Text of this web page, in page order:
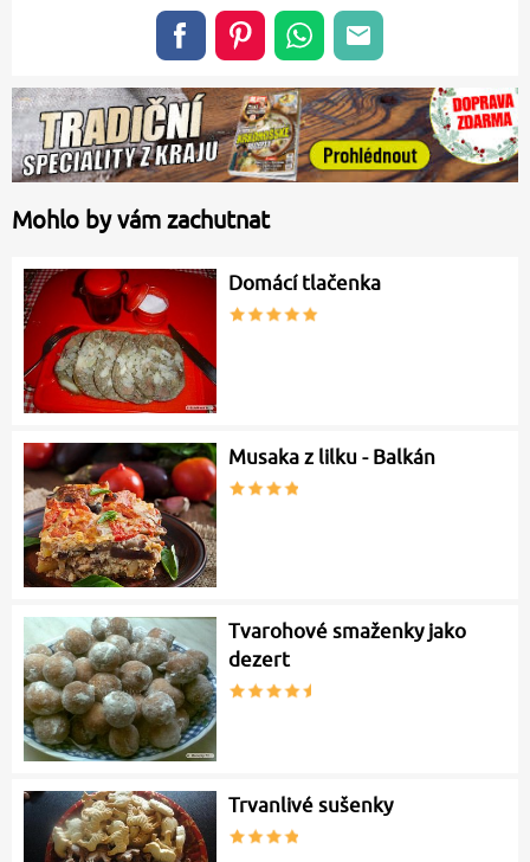
Mohlo by vám zachutnat
Domácí tlačenka
Musaka z lilku - Balkán
Tvarohové smaženky jako
dezert
Trvanlivé sušenky